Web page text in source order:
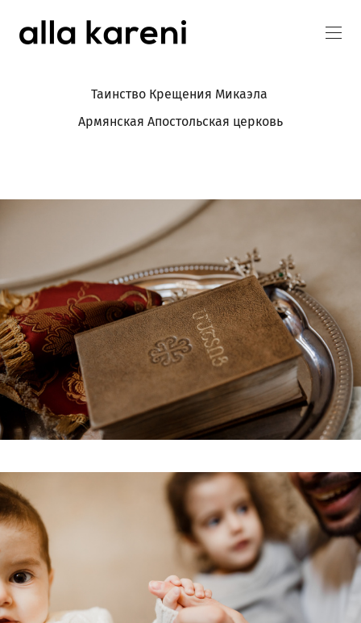
Таинство Крещения Микаэла
Армянская Апостольская церковь